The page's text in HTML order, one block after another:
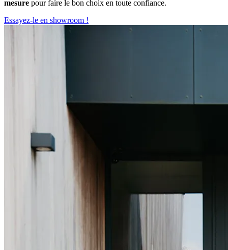
mesure pour faire le bon choix en toute confiance.
Essayez-le en showroom !